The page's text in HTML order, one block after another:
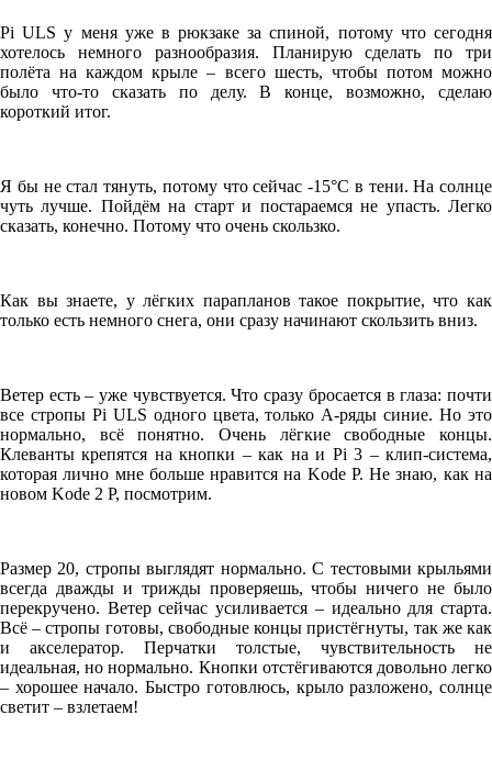
Pi ULS у меня уже в рюкзаке за спиной, потому что сегодня
хотелось немного разнообразия. Планирую сделать по три
полёта на каждом крыле – всего шесть, чтобы потом можно
было что-то сказать по делу. В конце, возможно, сделаю
короткий итог.
Я бы не стал тянуть, потому что сейчас -15°C в тени. На солнце
чуть лучше. Пойдём на старт и постараемся не упасть. Легко
сказать, конечно. Потому что очень скользко.
Как вы знаете, у лёгких парапланов такое покрытие, что как
только есть немного снега, они сразу начинают скользить вниз.
Ветер есть – уже чувствуется. Что сразу бросается в глаза: почти
все стропы Pi ULS одного цвета, только A-ряды синие. Но это
нормально, всё понятно. Очень лёгкие свободные концы.
Клеванты крепятся на кнопки – как на и Pi 3 – клип-система,
которая лично мне больше нравится на Kode P. Не знаю, как на
новом Kode 2 P, посмотрим.
Размер 20, стропы выглядят нормально. С тестовыми крыльями
всегда дважды и трижды проверяешь, чтобы ничего не было
перекручено. Ветер сейчас усиливается – идеально для старта.
Всё – стропы готовы, свободные концы пристёгнуты, так же как
и акселератор. Перчатки толстые, чувствительность не
идеальная, но нормально. Кнопки отстёгиваются довольно легко
– хорошее начало. Быстро готовлюсь, крыло разложено, солнце
светит – взлетаем!